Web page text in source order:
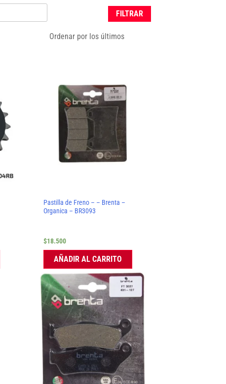
FILTRAR
Pastilla de Freno – – Brenta –
Organica – BR3093
$18.500
AÑADIR AL CARRITO